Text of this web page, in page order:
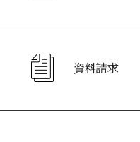
資料請求